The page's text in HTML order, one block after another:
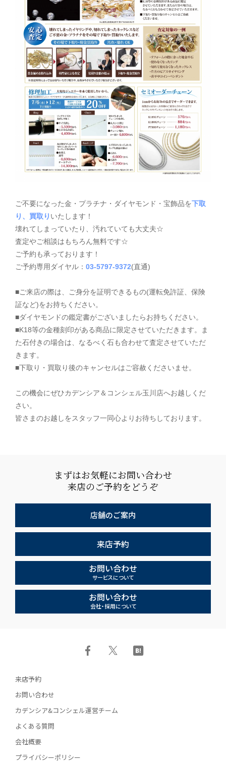
ご不要になった金・プラチナ・ダイヤモンド・宝飾品を下取
り、買取り いたします！
壊れてしまっていたり、汚れていても大丈夫☆
査定やご相談はもちろん無料です☆
ご予約も承っております！
ご予約専用ダイヤル： 03-5797-9372(直通)
■ご来店の際は、ご身分を証明できるもの(運転免許証、保険
証など)をお持ちください。
■ダイヤモンドの鑑定書がございましたらお持ちください。
■K18等の金種刻印がある商品に限定させていただきます。ま
た石付きの場合は、なるべく石も合わせて査定させていただ
きます。
■下取り・買取り後のキャンセルはご容赦くださいませ。
この機会にぜひカデンシア＆コンシェル玉川店へお越しくだ
さい。
皆さまのお越しをスタッフ一同心よりお待ちしております。
まずはお気軽にお問い合わせ
来店のご予約をどうぞ
店舗のご案内
来店予約
お問い合わせ
サービスについて
お問い合わせ
会社・採用について
来店予約
お問い合わせ
カデンシア&コンシェル運営チーム
よくある質問
会社概要
プライバシーポリシー